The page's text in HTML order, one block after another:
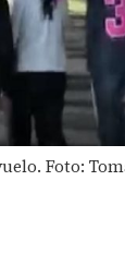
Foto: